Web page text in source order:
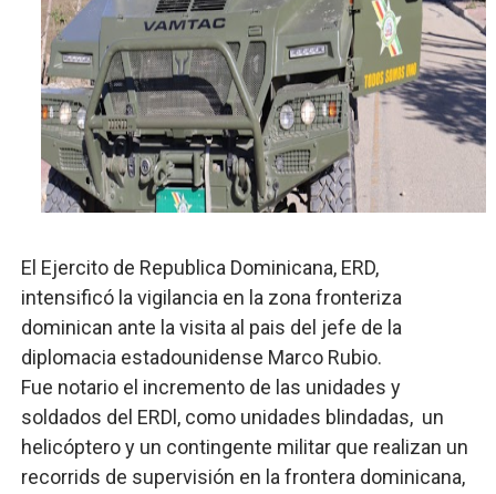
Restaurante Amigos es reconocido por sus cuatro
Banco Popular escala 17 posiciones en los mil
SNS y el SRSO actualizan Manual de Comunicación
Osiris de León responde a Roberto Tineo y a Yeisy
El Ejercito de Republica Dominicana, ERD,
intensificó la vigilancia en la zona fronteriza
dominican ante la visita al pais del jefe de la
diplomacia estadounidense Marco Rubio.
Fue notario el incremento de las unidades y
soldados del ERDl, como unidades blindadas, un
helicóptero y un contingente militar que realizan un
recorrids de supervisión en la frontera dominicana,